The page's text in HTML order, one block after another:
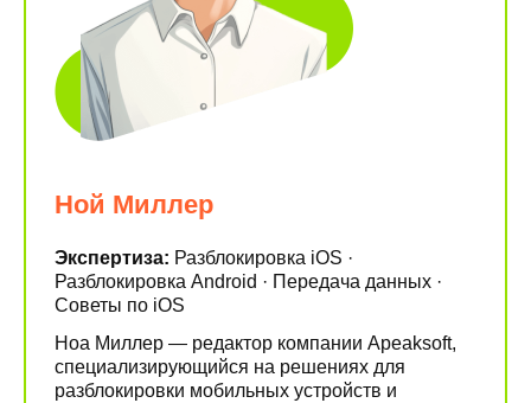
Ной Миллер
Экспертиза: Разблокировка iOS ·
Разблокировка Android · Передача данных ·
Советы по iOS
Ноа Миллер — редактор компании Apeaksoft,
специализирующийся на решениях для
разблокировки мобильных устройств и